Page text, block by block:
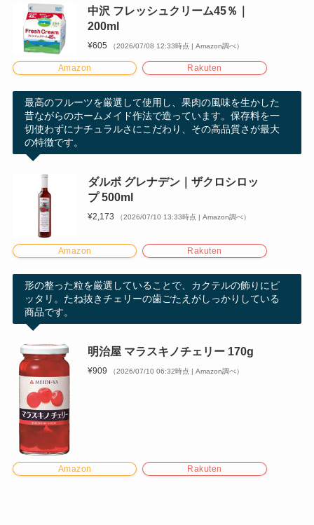
中沢 フレッシュクリーム45％｜
200ml
¥605 （2026/07/08 12:33時点 | Amazon調べ）
Amazon Rakuten
最高のフルーツを厳選して使用し、果肉の風味を生かした
昔ながらのホームメイド作法で造っています。保存料を一
切使わずにナチュラルさにこだわり、その高品質さが最大
の特徴です。
ダルボ グレナデン｜ザクロシロッ
プ 500ml
¥2,173 （2026/07/10 13:33時点 | Amazon調べ）
Amazon Rakuten
形の整った粒を厳選していることで、カクテルの飾りにピ
ッタリ。たね抜きチェリーの歯ごたえがしっかりしている
商品です。
明治屋 マラスキノチェリー 170g
¥909 （2026/07/10 06:32時点 | Amazon調べ）
Amazon Rakuten